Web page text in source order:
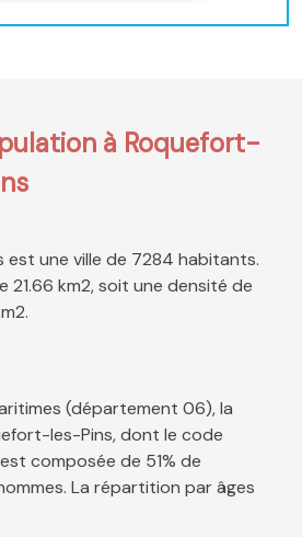
à Roquefort-
une ville de 7284 habitants.
21.66 km2, soit une densité de
(département 06), la
les-Pins, dont le code
composée de 51% de
La répartition par âges